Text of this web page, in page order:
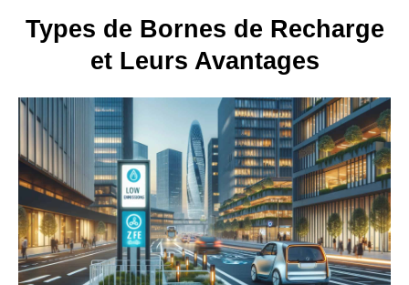
Types de Bornes de Recharge
et Leurs Avantages